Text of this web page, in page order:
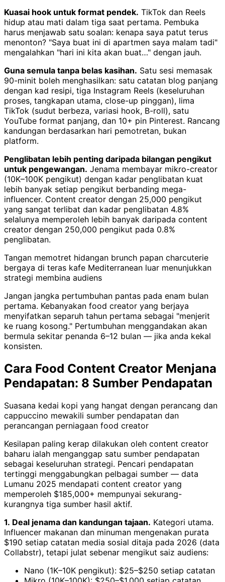
Kuasai hook untuk format pendek. TikTok dan Reels
hidup atau mati dalam tiga saat pertama. Pembuka
harus menjawab satu soalan: kenapa saya patut terus
menonton? "Saya buat ini di apartmen saya malam tadi"
mengalahkan "hari ini kita akan buat…" dengan jauh.
Guna semula tanpa belas kasihan. Satu sesi memasak
90-minit boleh menghasilkan: satu catatan blog panjang
dengan kad resipi, tiga Instagram Reels (keseluruhan
proses, tangkapan utama, close-up pinggan), lima
TikTok (sudut berbeza, variasi hook, B-roll), satu
YouTube format panjang, dan 10+ pin Pinterest. Rancang
kandungan berdasarkan hari pemotretan, bukan
platform.
Penglibatan lebih penting daripada bilangan pengikut
untuk pengewangan. Jenama membayar mikro-creator
(10K–100K pengikut) dengan kadar penglibatan kuat
lebih banyak setiap pengikut berbanding mega-
influencer. Content creator dengan 25,000 pengikut
yang sangat terlibat dan kadar penglibatan 4.8%
selalunya memperoleh lebih banyak daripada content
creator dengan 250,000 pengikut pada 0.8%
penglibatan.
Tangan memotret hidangan brunch papan charcuterie
bergaya di teras kafe Mediterranean luar menunjukkan
strategi membina audiens
Jangan jangka pertumbuhan pantas pada enam bulan
pertama. Kebanyakan food creator yang berjaya
menyifatkan separuh tahun pertama sebagai "menjerit
ke ruang kosong." Pertumbuhan menggandakan akan
bermula sekitar penanda 6–12 bulan — jika anda kekal
konsisten.
Cara Food Content Creator Menjana
Pendapatan: 8 Sumber Pendapatan
Suasana kedai kopi yang hangat dengan perancang dan
cappuccino mewakili sumber pendapatan dan
perancangan perniagaan food creator
Kesilapan paling kerap dilakukan oleh content creator
baharu ialah menganggap satu sumber pendapatan
sebagai keseluruhan strategi. Pencari pendapatan
tertinggi menggabungkan pelbagai sumber — data
Lumanu 2025 mendapati content creator yang
memperoleh $185,000+ mempunyai sekurang-
kurangnya tiga sumber hasil aktif.
1. Deal jenama dan kandungan tajaan. Kategori utama.
Influencer makanan dan minuman mengenakan purata
$190 setiap catatan media sosial ditaja pada 2026 (data
Collabstr), tetapi julat sebenar mengikut saiz audiens:
Nano (1K–10K pengikut): $25–$250 setiap catatan